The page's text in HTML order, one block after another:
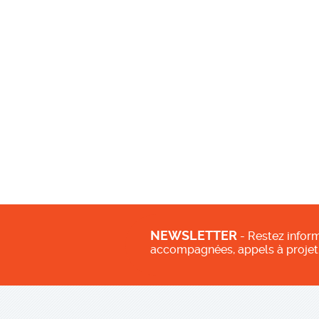
NEWSLETTER - Restez
accompagnées, appels à